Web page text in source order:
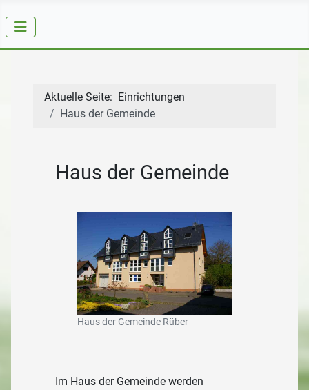
Aktuelle Seite: Einrichtungen
Haus der Gemeinde
Haus der Gemeinde
Haus der Gemeinde Rüber
Im Haus der Gemeinde werden